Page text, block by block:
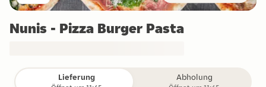
Nunis - Pizza Burger Pasta
Lieferung Abholung